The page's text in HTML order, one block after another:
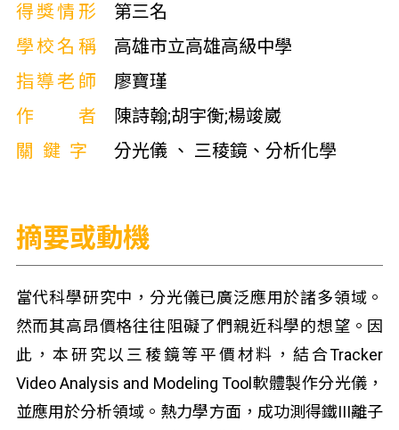
得獎情形
第三名
學校名稱
高雄市立高雄高級中學
指導老師
廖寶瑾
作者
陳詩翰;胡宇衡;楊竣崴
關鍵字
分光儀 、 三稜鏡、分析化學
摘要或動機
當代科學研究中，分光儀已廣泛應用於諸多領域。
然而其高昂價格往往阻礙了們親近科學的想望。因
此，本研究以三稜鏡等平價材料，結合Tracker
Video Analysis and Modeling Tool軟體製作分光儀，
並應用於分析領域。熱力學方面，成功測得鐵III離子